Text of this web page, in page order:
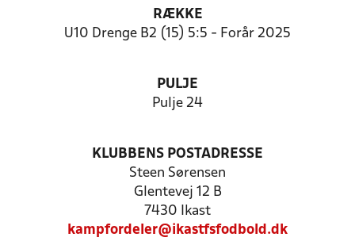
RÆKKE
U10 Drenge B2 (15) 5:5 - Forår 2025
PULJE
Pulje 24
KLUBBENS POSTADRESSE
Steen Sørensen
Glentevej 12 B
7430 Ikast
kampfordeler@ikastfsfodbold.dk